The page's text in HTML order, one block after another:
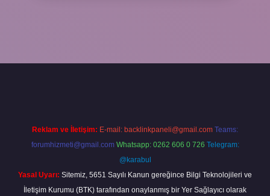
Reklam ve İletişim: E-mail: backlinkpaneli@gmail.com Teams:
forumhizmeti@gmail.com Whatsapp: 0262 606 0 726 Telegram:
@karabul
Yasal Uyarı: Sitemiz, 5651 Sayılı Kanun gereğince Bilgi Teknolojileri ve
İletişim Kurumu (BTK) tarafından onaylanmış bir Yer Sağlayıcı olarak